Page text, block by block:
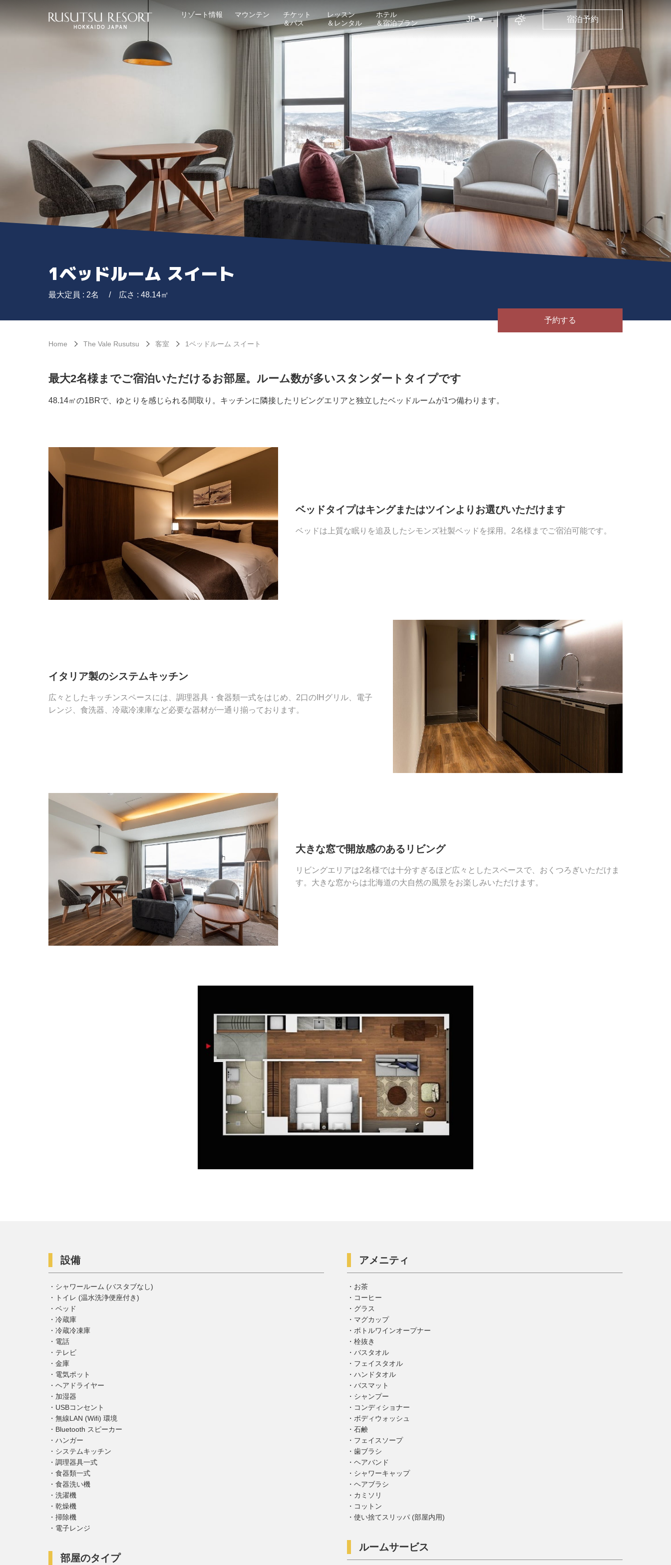
リゾート情報 マウンテン
チケット
＆パス
レッスン
＆レンタル
ホテル
＆宿泊プラン
JP 宿泊予約
1ベッドルーム スイート
最大定員 : 2名 広さ : 48.14㎡
予約する
Home The Vale Rusutsu 客室 1ベッドルーム スイート
最大2名様までご宿泊いただけるお部屋。ルーム数が多いスタンダートタイプです
48.14㎡の1BRで、ゆとりを感じられる間取り。キッチンに隣接したリビングエリアと独立したベッドルームが1つ備わります。
ベッドタイプはキングまたはツインよりお選びいただけます
ベッドは上質な眠りを追及したシモンズ社製ベッドを採用。2名様までご宿泊可能です。
イタリア製のシステムキッチン
広々としたキッチンスペースには、調理器具・食器類一式をはじめ、2口のIHグリル、電子
レンジ、食洗器、冷蔵冷凍庫など必要な器材が一通り揃っております。
大きな窓で開放感のあるリビング
リビングエリアは2名様では十分すぎるほど広々としたスペースで、おくつろぎいただけま
す。大きな窓からは北海道の大自然の風景をお楽しみいただけます。
設備
シャワールーム (バスタブなし)
トイレ (温水洗浄便座付き)
ベッド
冷蔵庫
冷蔵冷凍庫
電話
テレビ
金庫
電気ポット
ヘアドライヤー
加湿器
USBコンセント
無線LAN (Wifi) 環境
Bluetooth スピーカー
ハンガー
システムキッチン
調理器具一式
食器類一式
食器洗い機
洗濯機
乾燥機
掃除機
電子レンジ
部屋のタイプ
アメニティ
お茶
コーヒー
グラス
マグカップ
ボトルワインオープナー
栓抜き
バスタオル
フェイスタオル
ハンドタオル
バスマット
シャンプー
コンディショナー
ボディウォッシュ
石鹸
フェイスソープ
歯ブラシ
ヘアバンド
シャワーキャップ
ヘアブラシ
カミソリ
コットン
使い捨てスリッパ (部屋内用)
ルームサービス